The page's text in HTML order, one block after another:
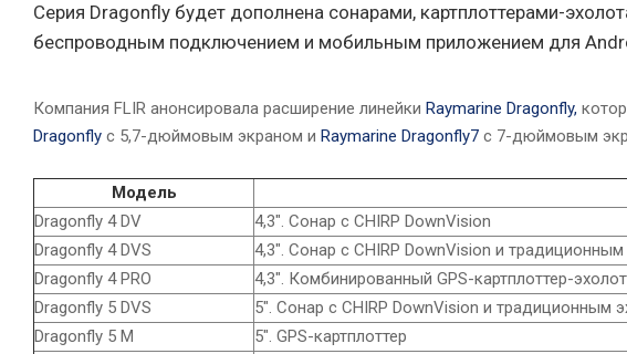
Серия Dragonfly будет дополнена сонарами, картплоттерами-
беспроводным подключением и мобильным приложением для
Компания FLIR анонсировала расширение линейки Raymarine Dragonfly,
Dragonfly с 5,7-дюймовым экраном и Raymarine Dragonfly7 с 7-дюймовым
Модель
Dragonfly 4 DV
4,3". Сонар с CHIRP DownVision
Dragonfly 4 DVS
4,3". Сонар с CHIRP DownVision и традиционным
Dragonfly 4 PRO
4,3". Комбинированный GPS-картплоттер-
Dragonfly 5 DVS
5". Сонар с CHIRP DownVision и традиционным
Dragonfly 5 M
5". GPS-картплоттер